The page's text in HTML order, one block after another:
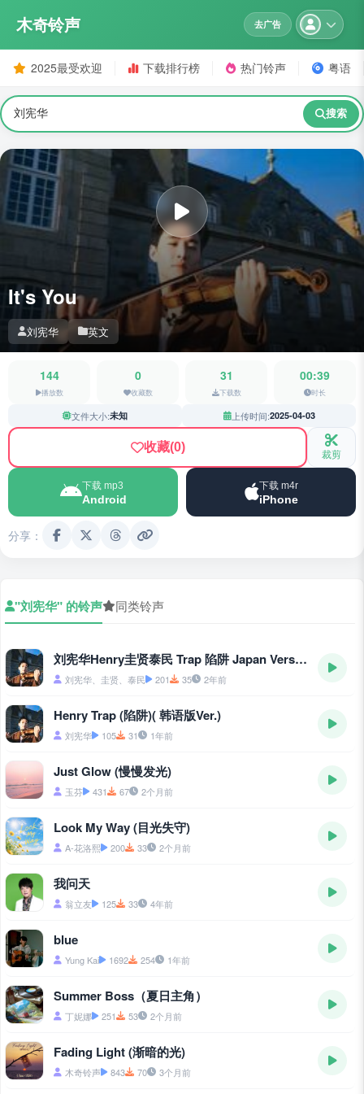
木奇铃声 去广告
2025最受欢迎 下载排行榜 热门铃声 粤语
搜索
It's You
刘宪华 英文
144
播放数
0
收藏数
31
下载数
00:39
时长
文件大小:未知 上传时间:2025-04-03
收藏(0) 裁剪
下载 mp3
Android
下载 m4r
iPhone
分享：
"刘宪华" 的铃声 同类铃声
刘宪华Henry圭贤泰民 Trap 陷阱 Japan Version
刘宪华、圭贤、泰民 201 35 2年前
Henry Trap (陷阱)( 韩语版Ver.)
刘宪华 105 31 1年前
Just Glow (慢慢发光)
玉芬 431 67 2个月前
Look My Way (目光失守)
A-花洛熙 200 33 2个月前
我问天
翁立友 125 33 4年前
blue
Yung Kai 1692 254 1年前
Summer Boss（夏日主角）
丁妮娜 251 53 2个月前
Fading Light (渐暗的光)
木奇铃声 843 70 3个月前